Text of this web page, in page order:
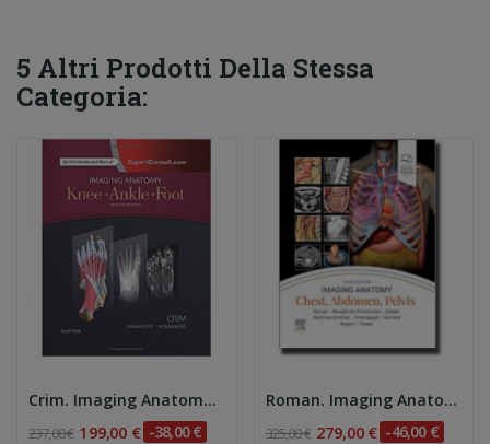
5 Altri Prodotti Della Stessa
Categoria:
Crim. Imaging Anatomy: Knee, Ankle, Foot 3e
237,00 € 199,00 € -38,00 €
Roman. Imaging Anatomy: Chest, Abdomen, Pelvis 3e
325,00 € 279,00 € -46,00 €